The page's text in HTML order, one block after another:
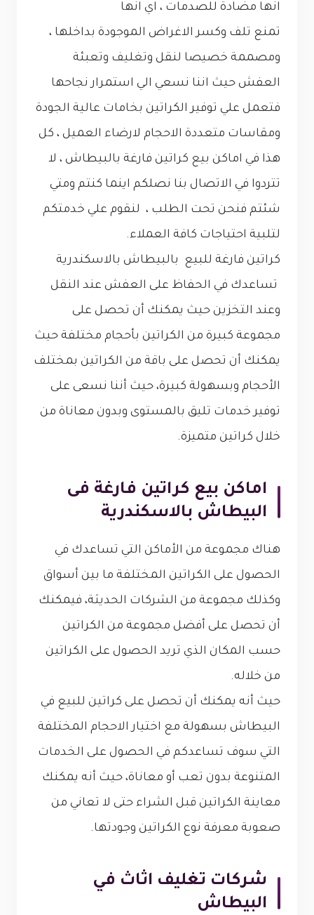
انها مضادة للصدمات ، اي انها
تمنع تلف وكسر الاغراض الموجودة بداخلها ،
ومصممة خصيصا لنقل وتغليف وتعبئة
العفش حيث اننا نسعي الي استمرار نجاحها
فتعمل علي توفير الكراتين بخامات عالية الجودة
ومقاسات متعددة الاحجام لارضاء العميل ، كل
هذا في اماكن بيع كراتين فارغة بالبيطاش ، لا
تتردوا في الاتصال بنا نصلكم اينما كنتم ومتي
شئتم فنحن تحت الطلب ، لنقوم علي خدمتكم
لتلبية احتياجات كافة العملاء.
كراتين فارغة للبيع بالبيطاش بالاسكندرية
تساعدك في الحفاظ على العفش عند النقل
وعند التخزين حيث يمكنك أن تحصل على
مجموعة كبيرة من الكراتين بأحجام مختلفة حيث
يمكنك أن تحصل على باقة من الكراتين بمختلف
الأحجام وبسهولة كبيرة، حيث أننا نسعى على
توفير خدمات تليق بالمستوى وبدون معاناة من
خلال كراتين متميزة.
اماكن بيع كراتين فارغة فى
البيطاش بالاسكندرية
هناك مجموعة من الأماكن التي تساعدك في
الحصول على الكراتين المختلفة ما بين أسواق
وكذلك مجموعة من الشركات الحديثة، فيمكنك
أن تحصل على أفضل مجموعة من الكراتين
حسب المكان الذي تريد الحصول على الكراتين
من خلاله.
حيث أنه يمكنك أن تحصل على كراتين للبيع في
البيطاش بسهولة مع اختيار الاحجام المختلفة
التي سوف تساعدكم في الحصول على الخدمات
المتنوعة بدون تعب أو معاناة، حيث أنه يمكنك
معاينة الكراتين قبل الشراء حتى لا تعاني من
صعوبة معرفة نوع الكراتين وجودتها.
شركات تغليف اثاث في
البيطاش